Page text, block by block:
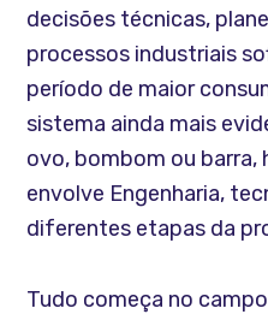
decisões técnicas,
processos industriais
período de maior
sistema ainda mais
ovo, bombom ou barra,
envolve Engenharia,
diferentes etapas da
Tudo começa no